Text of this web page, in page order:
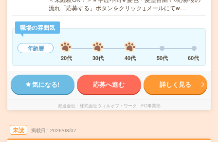
流れ「応募する」ボタンをクリック↓メールにてw…
職場の雰囲気
年齢層
20代
30代 40代 50代 60代
気になる! 応募へ進む 詳しく見る
派遣会社 株式会社ウィルオブ・ワーク FO事業部
未読 掲載日 2026/08/07